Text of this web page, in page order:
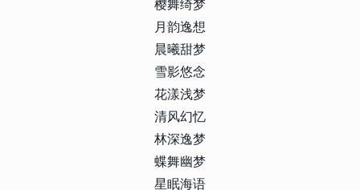
樱舞绮梦
月韵逸想
晨曦甜梦
雪影悠念
花漾浅梦
清风幻忆
林深逸梦
蝶舞幽梦
星眠海语